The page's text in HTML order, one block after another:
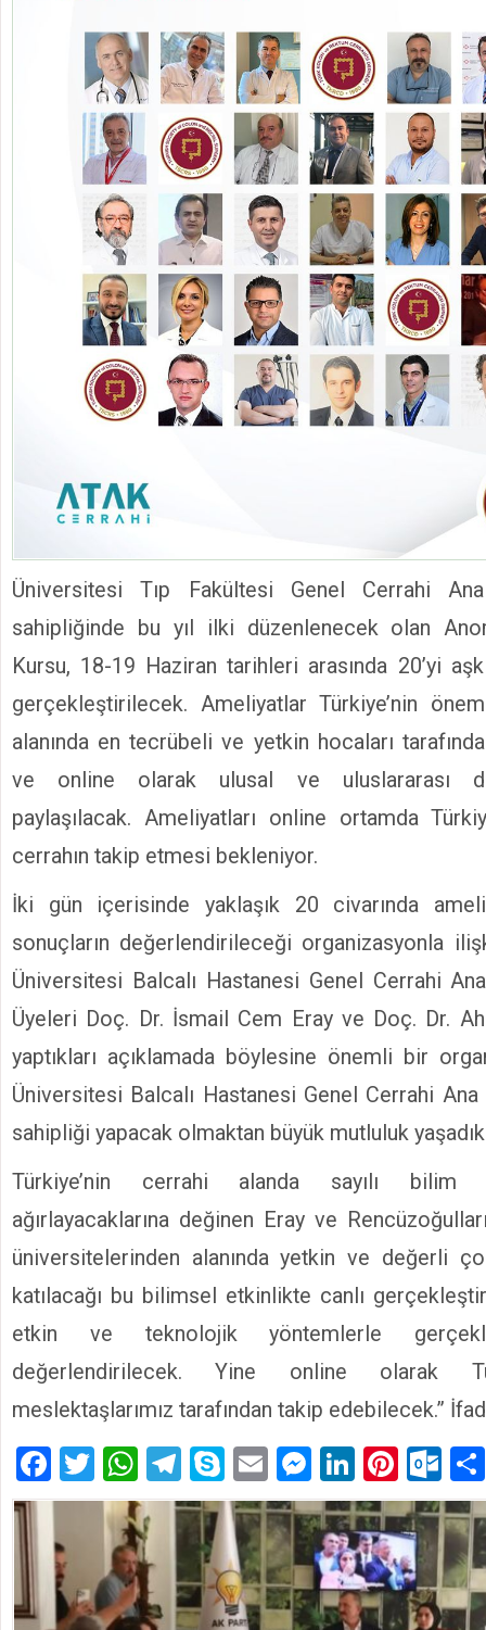
Üniversitesi Tıp Fakültesi Genel Cerrahi
sahipliğinde bu yıl ilki düzenlenecek olan
Kursu, 18-19 Haziran tarihleri arasında 20’yi
gerçekleştirilecek. Ameliyatlar Türkiye’nin
alanında en tecrübeli ve yetkin hocaları
ve online olarak ulusal ve uluslararası
paylaşılacak. Ameliyatları online ortamda
cerrahın takip etmesi bekleniyor.
İki gün içerisinde yaklaşık 20 civarında
sonuçların değerlendirileceği organizasyonla
Üniversitesi Balcalı Hastanesi Genel Cerrahi
Üyeleri Doç. Dr. İsmail Cem Eray ve Doç. Dr.
yaptıkları açıklamada böylesine önemli bir
Üniversitesi Balcalı Hastanesi Genel Cerrahi
sahipliği yapacak olmaktan büyük mutluluk
Türkiye’nin cerrahi alanda sayılı bilim
ağırlayacaklarına değinen Eray ve
üniversitelerinden alanında yetkin ve değerli
katılacağı bu bilimsel etkinlikte canlı
etkin ve teknolojik yöntemlerle
değerlendirilecek. Yine online olarak
meslektaşlarımız tarafından takip edebilecek.”
Facebook
Twitter
WhatsApp
Telegram
SkypeEmailMessenger
LinkedIn